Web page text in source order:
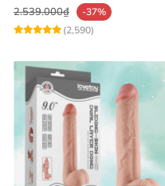
2.539.000₫
-37%
(2,590)